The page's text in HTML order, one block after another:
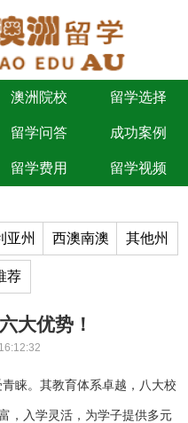
澳洲院校 留学选择
留学问答 成功案例
留学费用 留学视频
亚州 西澳南澳 其他州
荐
大优势！
睐。其教育体系卓越，八大校
，入学灵活，为学子提供多元